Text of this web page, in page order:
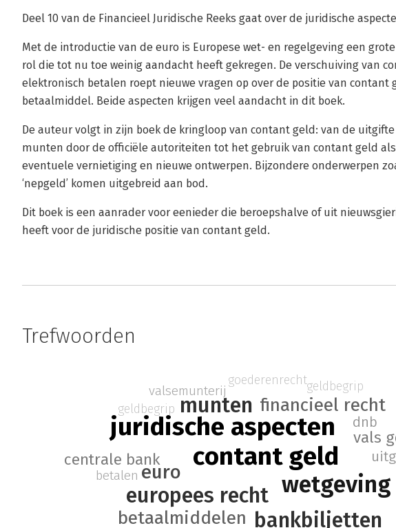
Deel 10 van de Financieel Juridische Reeks gaat over de juridische
Met de introductie van de euro is Europese wet- en regelgeving een
rol die tot nu toe weinig aandacht heeft gekregen. De verschuiving van
elektronisch betalen roept nieuwe vragen op over de positie van contant
betaalmiddel. Beide aspecten krijgen veel aandacht in dit boek.
De auteur volgt in zijn boek de kringloop van contant geld: van de
munten door de officiële autoriteiten tot het gebruik van contant geld
eventuele vernietiging en nieuwe ontwerpen. Bijzondere onderwerpen
‘nepgeld’ komen uitgebreid aan bod.
Dit boek is een aanrader voor eenieder die beroepshalve of uit
heeft voor de juridische positie van contant geld.
Trefwoorden
contant geld
juridische aspecten
wetgeving
europees recht
munten
bankbiljetten
euro
financieel recht
betaalmiddelen
vals
centrale bank
dnb
valsemunterij
betalen
geldbegrip
goederenrechtgeldbegrip